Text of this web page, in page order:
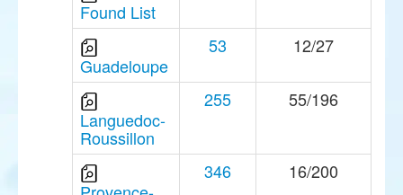
Found List
Guadeloupe
53 12/27
Languedoc-
Roussillon
255 55/196
346 16/200